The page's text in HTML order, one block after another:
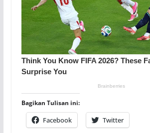
Bagikan Tulisan ini:
Facebook Twitter